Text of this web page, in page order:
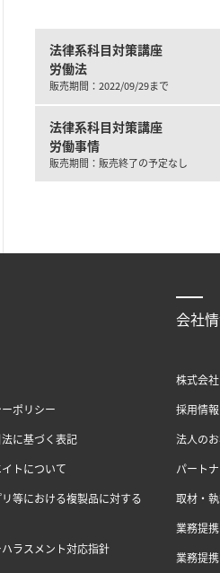
法律系科目対策講座
労働法
販売期間：2022/09/29まで
法律系科目対策講座
労働事情
販売期間：販売終了の予定なし
ポリシー
に基づく表記
トについて
等における複製品に対する
ラスメント対応指針
会社
株式会
採用情報
法人の
パート
取材・
業務提
業務提